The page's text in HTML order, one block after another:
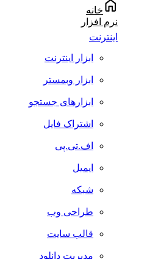
خانه
نرم افزار
اینترنت
ابزار اینترنت
ابزار وبمستر
ابزارهای جستجو
اشتراک فایل
اف.تی.پی
ایمیل
شبکه
طراحی وب
قالب سایت
مدیریت دانلود